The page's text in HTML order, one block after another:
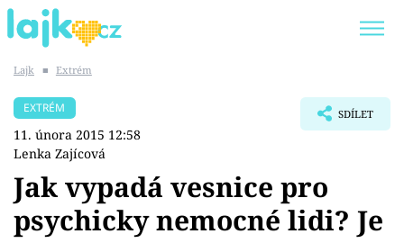
SHOPAHOLICADEL
Témata
Lajk ■ Extrém
EXTRÉM
11. února 2015 12:58
Lenka Zajícová
SDÍLET
Jak vypadá vesnice pro
psychicky nemocné lidi? Je